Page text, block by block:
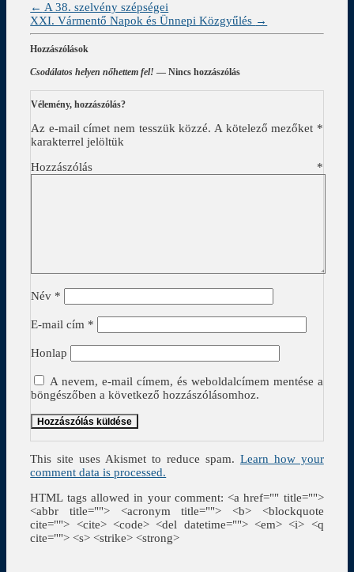
← A 38. szelvény szépségei
XXI. Vármentő Napok és Ünnepi Közgyűlés →
Hozzászólások
Csodálatos helyen nőhettem fel! — Nincs hozzászólás
Vélemény, hozzászólás?
Az e-mail címet nem tesszük közzé. A kötelező mezőket *
karakterrel jelöltük
Hozzászólás *
Név *
E-mail cím *
Honlap
A nevem, e-mail címem, és weboldalcímem mentése a
böngészőben a következő hozzászólásomhoz.
This site uses Akismet to reduce spam. Learn how your
comment data is processed.
HTML tags allowed in your comment: <a href="" title="">
<abbr title=""> <acronym title=""> <b> <blockquote
cite=""> <cite> <code> <del datetime=""> <em> <i> <q
cite=""> <s> <strike> <strong>